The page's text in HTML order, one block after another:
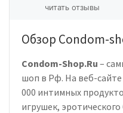
читать отзывы
Обзор Condom-
Condom-Shop.Ru –
шоп в Рф. На веб-сайте
000 интимных
игрушек,